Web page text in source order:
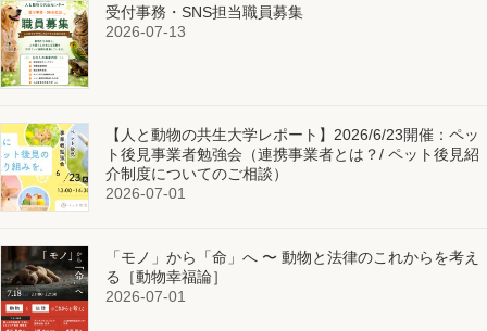
受付事務・SNS担当職員募集
2026-07-13
【人と動物の共生大学レポート】2026/6/23開催：ペッ
ト後見事業者勉強会（連携事業者とは？/ ペット後見紹
介制度についてのご相談）
2026-07-01
「モノ」から「命」へ 〜 動物と法律のこれからを考え
る［動物幸福論］
2026-07-01